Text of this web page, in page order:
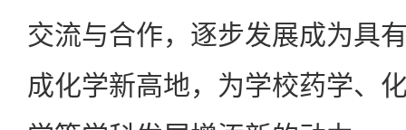
交流与合作，逐步发展成为具
成化学新高地，为学校药学、